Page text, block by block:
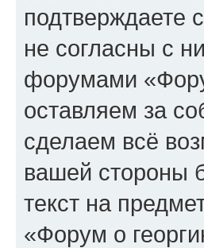
подтверждаете
не согласны с
форумами
оставляем за
сделаем всё
вашей стороны
текст на
«Форум о